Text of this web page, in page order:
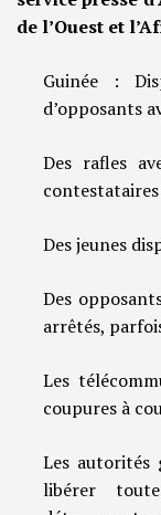
de l’Ouest et
Guinée :
d’opposants
Des rafles
Des jeunes
Des
arrêtés,
Les
coupures à
Les autorités
libérer